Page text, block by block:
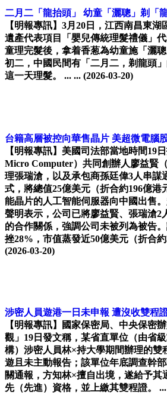
二月二「龍抬頭」 幼童「灑聰」剃「龍
【明報專訊】3月20日，江西南昌東
遺產代表項目「嬰兒傳統理髮禮儀」
童理完髮後，拿着香葱為幼童施「灑
初二，中國民間有「二月二，剃龍頭
這一天理髮。 ... ... (2026-03-20)
台籍高層被控向華售晶片 美超微電腦
【明報專訊】美國司法部當地時間19
Micro Computer）共同創辦人廖益賢
理張瑞滄，以及承包商孫廷偉3人串謀
式，將總值25億美元（折合約196億港
能晶片的人工智能伺服器向中國出售
聲明表示，公司已將廖益賢、張瑞滄2
的合作關係，強調公司未被列為被告
挫28%，市值蒸發近50億美元（折合
(2026-03-20)
涉密人員遊港一日未申報 遭沒收雙程
【明報專訊】國家保密局、中央保密
觀」19日發文稱，某省直單位（由省
構）涉密人員林×持大學期間辦理的雙
遊且未主動報告；該單位年底調查幹
關通報，方知林×擅自出境，遂給予其
先（先進）資格，並上繳其雙程證。